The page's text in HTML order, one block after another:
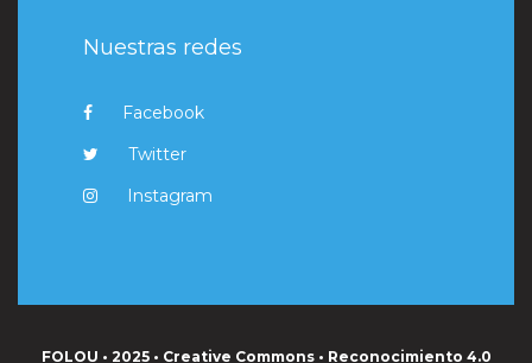
Nuestras redes
Facebook
Twitter
Instagram
FOLOU • 2025 • Creative Commons • Reconocimiento 4.0